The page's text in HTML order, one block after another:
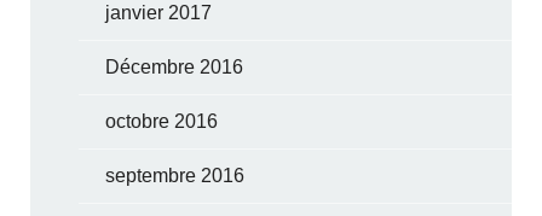
janvier 2017
Décembre 2016
octobre 2016
septembre 2016